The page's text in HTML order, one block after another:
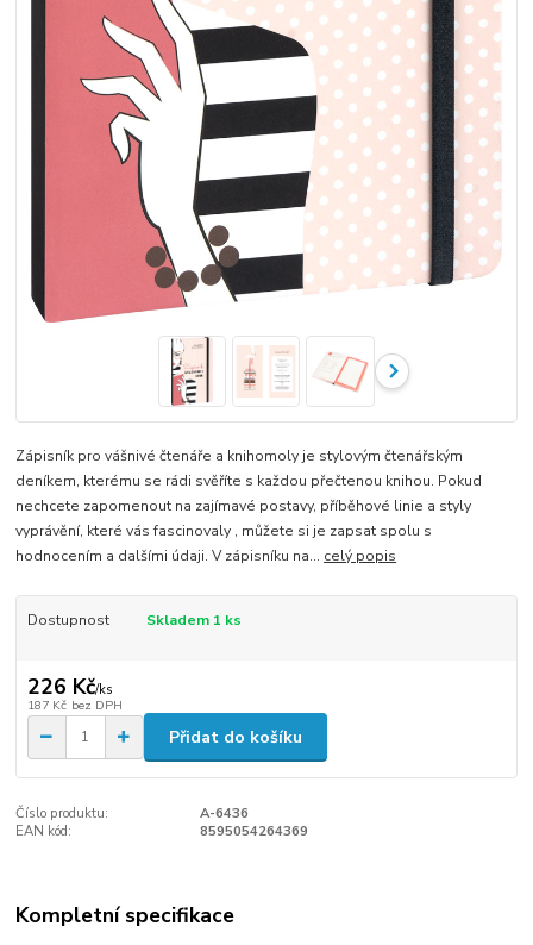
Zápisník pro vášnivé čtenáře a knihomoly je stylovým čtenářským
deníkem, kterému se rádi svěříte s každou přečtenou knihou. Pokud
nechcete zapomenout na zajímavé postavy, příběhové linie a styly
vyprávění, které vás fascinovaly , můžete si je zapsat spolu s
hodnocením a dalšími údaji. V zápisníku na... celý popis
Dostupnost Skladem 1 ks
226 Kč/ks
187 Kč bez DPH
Přidat do košíku
Číslo produktu:
A-6436
EAN kód:
8595054264369
Kompletní specifikace